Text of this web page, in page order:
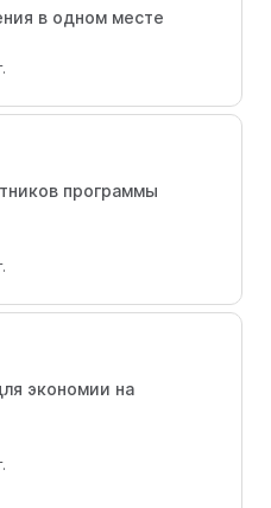
в одном месте
программы
экономии на